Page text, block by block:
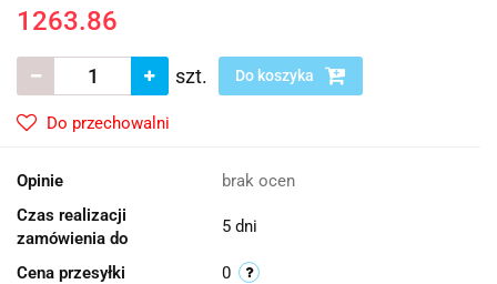
1263.86
szt. Do koszyka
Do przechowalni
Opinie
brak ocen
Czas realizacji
zamówienia do
5 dni
Cena przesyłki 0